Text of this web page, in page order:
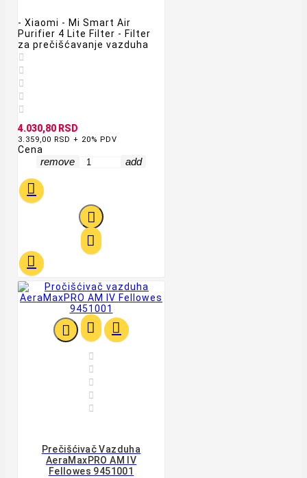
- Xiaomi - Mi Smart Air
Purifier 4 Lite Filter - Filter
za prečišćavanje vazduha





4.030,80 RSD
3.359,00 RSD + 20% PDV
Cena
remove add




  





Prečišćivač Vazduha
AeraMaxPRO AM IV
Fellowes 9451001